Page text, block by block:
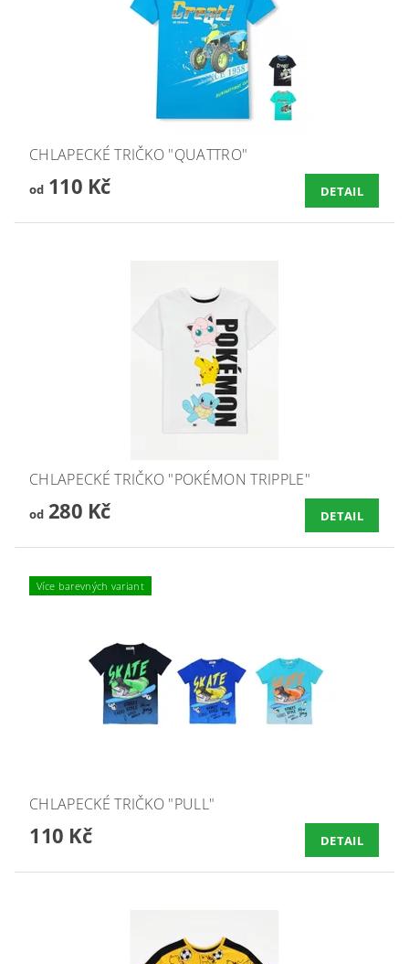
CHLAPECKÉ TRIČKO "QUATTRO"
od110 Kč DETAIL
CHLAPECKÉ TRIČKO "POKÉMON TRIPPLE"
od280 Kč DETAIL
Více barevných variant
CHLAPECKÉ TRIČKO "PULL"
110 Kč DETAIL